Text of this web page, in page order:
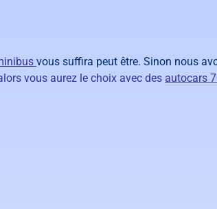
vous suffira peut être. Sinon nous
vous aurez le choix avec des autocars